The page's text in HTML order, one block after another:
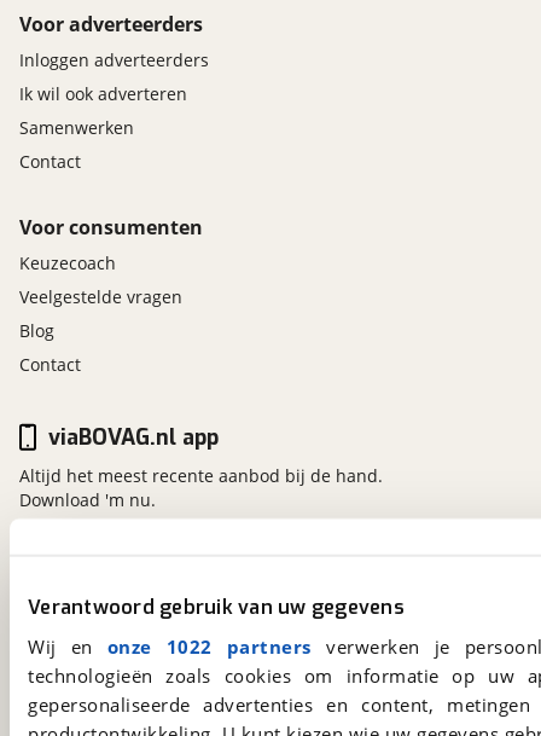
Verantwoord gebruik van uw gegevens
Wij en onze 1022 partners verwerken je
technologieën zoals cookies om informatie op
gepersonaliseerde advertenties en content,
Voor adverteerders
Inloggen adverteerders
Ik wil ook adverteren
Samenwerken
Contact
Voor consumenten
Keuzecoach
Veelgestelde vragen
Blog
Contact
viaBOVAG.nl
3981 AJ
Bunnik
Een initiatief van
BOVAG
viaBOVAG.nl app
Altijd het meest recente aanbod bij de hand.
Download 'm nu.